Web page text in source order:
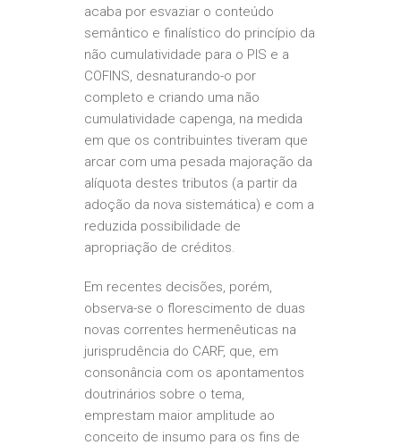
acaba por esvaziar o conteúdo
semântico e finalístico do princípio da
não cumulatividade para o PIS e a
COFINS, desnaturando-o por
completo e criando uma não
cumulatividade capenga, na medida
em que os contribuintes tiveram que
arcar com uma pesada majoração da
alíquota destes tributos (a partir da
adoção da nova sistemática) e com a
reduzida possibilidade de
apropriação de créditos.
Em recentes decisões, porém,
observa-se o florescimento de duas
novas correntes hermenêuticas na
jurisprudência do CARF, que, em
consonância com os apontamentos
doutrinários sobre o tema,
emprestam maior amplitude ao
conceito de insumo para os fins de